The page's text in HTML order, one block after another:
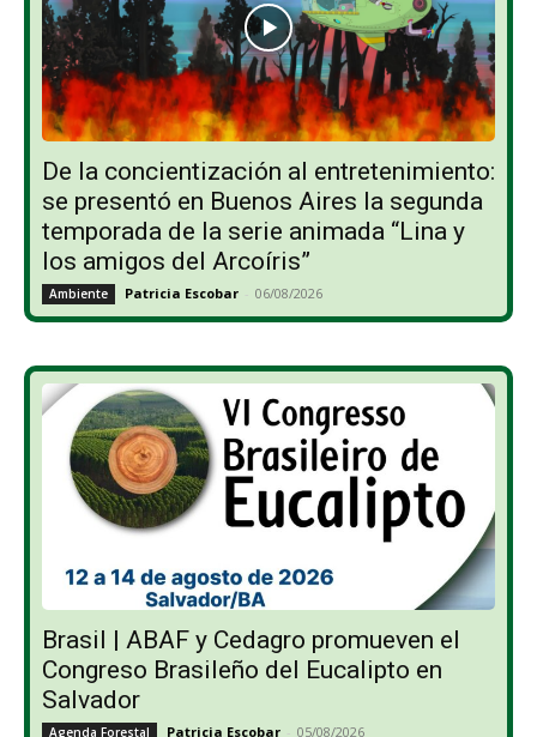
De la concientización al entretenimiento:
se presentó en Buenos Aires la segunda
temporada de la serie animada “Lina y
los amigos del Arcoíris”
Ambiente Patricia Escobar - 06/08/2026
Brasil | ABAF y Cedagro promueven el
Congreso Brasileño del Eucalipto en
Salvador
Agenda Forestal Patricia Escobar - 05/08/2026